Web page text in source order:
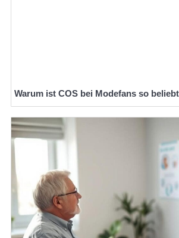
Warum ist COS bei Modefans so